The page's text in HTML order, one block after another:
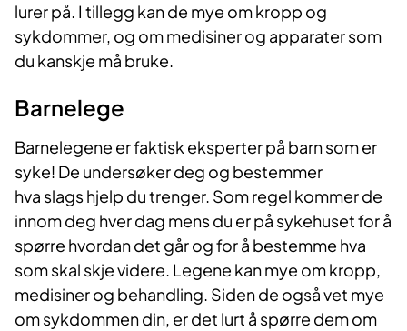
lurer på. I tillegg kan de mye om kropp og
sykdommer, og om medisiner og apparater som
du kanskje må bruke.
Barnelege
Barnelegene er faktisk eksperter på barn som er
syke! De undersøker deg og bestemmer
hva slags hjelp du trenger. Som regel kommer de
innom deg hver dag mens du er på sykehuset for å
spørre hvordan det går og for å bestemme hva
som skal skje videre. Legene kan mye om kropp,
medisiner og behandling. Siden de også vet mye
om sykdommen din, er det lurt å spørre dem om